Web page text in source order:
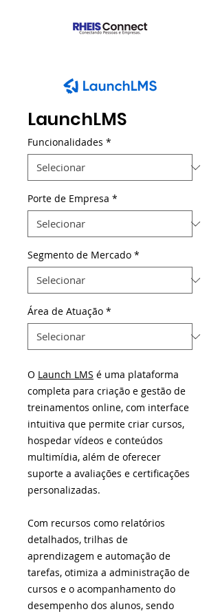
LaunchLMS
Funcionalidades *
Porte de Empresa *
Segmento de Mercado *
Área de Atuação *
O Launch LMS é uma plataforma
completa para criação e gestão de
treinamentos online, com interface
intuitiva que permite criar cursos,
hospedar vídeos e conteúdos
multimídia, além de oferecer
suporte a avaliações e certificações
personalizadas.
Com recursos como relatórios
detalhados, trilhas de
aprendizagem e automação de
tarefas, otimiza a administração de
cursos e o acompanhamento do
desempenho dos alunos, sendo